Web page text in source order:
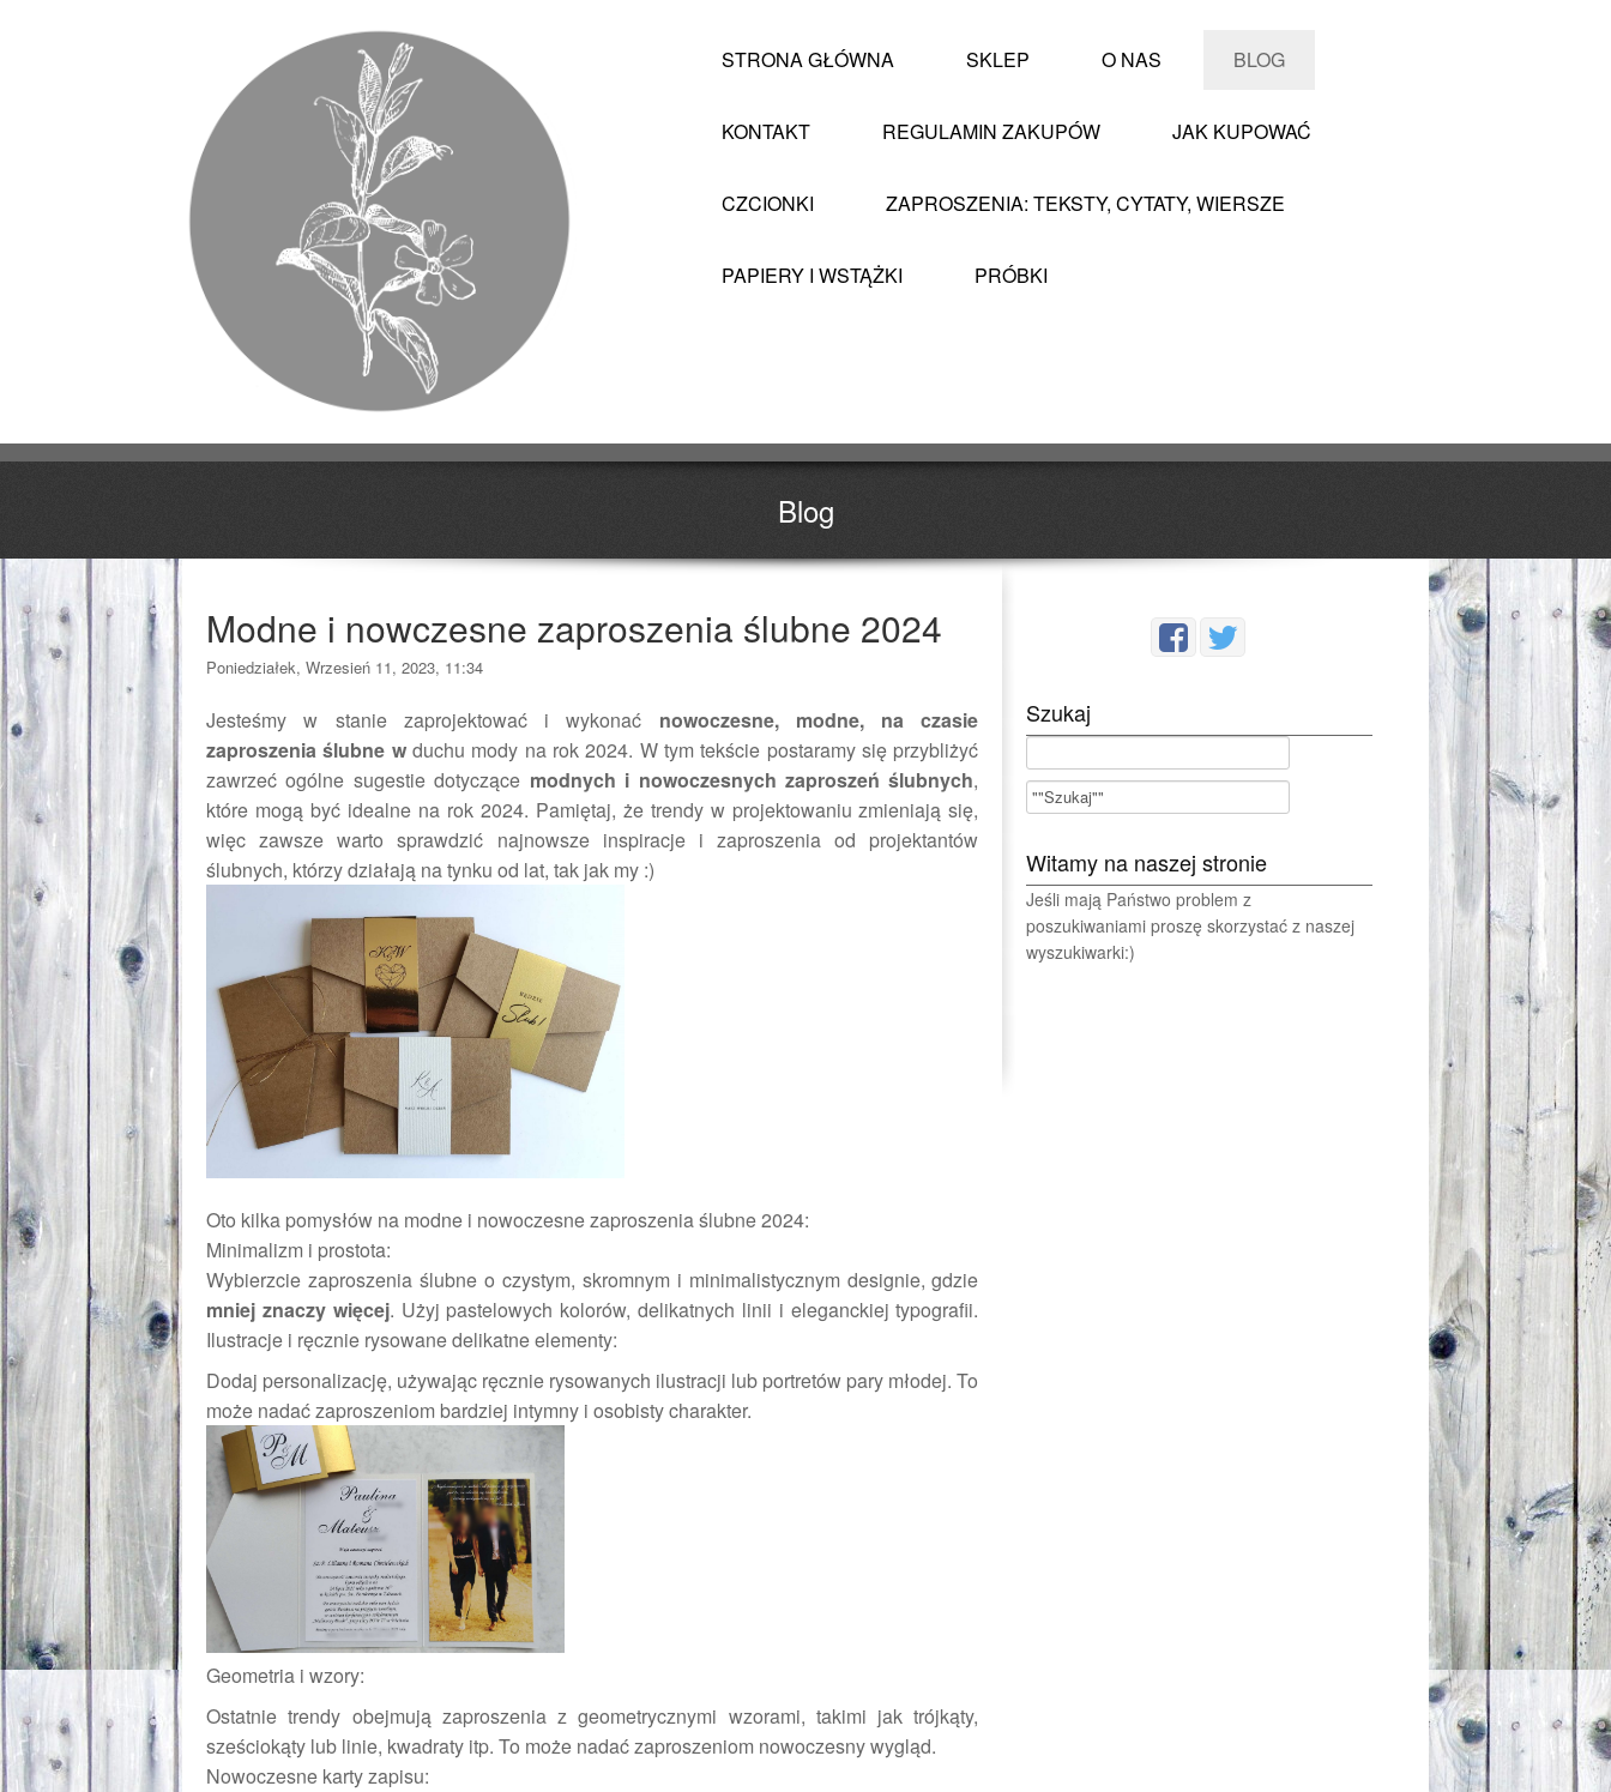
STRONA GŁÓWNA SKLEP O NAS BLOG
KONTAKT REGULAMIN ZAKUPÓW JAK KUPOWAĆ
CZCIONKI ZAPROSZENIA: TEKSTY, CYTATY, WIERSZE
PAPIERY I WSTĄŻKI PRÓBKI
Blog
Modne i nowczesne zaproszenia ślubne 2024
Poniedziałek, Wrzesień 11, 2023, 11:34
Jesteśmy w stanie zaprojektować i wykonać nowoczesne, modne, na czasie
zaproszenia ślubne wduchu mody na rok 2024. W tym tekście postaramy się przybliżyć
zawrzeć ogólne sugestie dotyczące modnych i nowoczesnych zaproszeń ślubnych,
które mogą być idealne na rok 2024. Pamiętaj, że trendy w projektowaniu zmieniają się,
więc zawsze warto sprawdzić najnowsze inspiracje i zaproszenia od projektantów
ślubnych, którzy działają na tynku od lat, tak jak my :)
Oto kilka pomysłów na modne i nowoczesne zaproszenia ślubne 2024:
Minimalizm i prostota:
Wybierzcie zaproszenia ślubne o czystym, skromnym i minimalistycznym designie, gdzie
mniej znaczy więcej. Użyj pastelowych kolorów, delikatnych linii i eleganckiej typografii.
Ilustracje i ręcznie rysowane delikatne elementy:
Dodaj personalizację, używając ręcznie rysowanych ilustracji lub portretów pary młodej. To
może nadać zaproszeniom bardziej intymny i osobisty charakter.
Geometria i wzory:
Ostatnie trendy obejmują zaproszenia z geometrycznymi wzorami, takimi jak trójkąty,
sześciokąty lub linie, kwadraty itp. To może nadać zaproszeniom nowoczesny wygląd.
Nowoczesne karty zapisu:
Szukaj
Witamy na naszej stronie
Jeśli mają Państwo problem z
poszukiwaniami proszę skorzystać z naszej
wyszukiwarki:)